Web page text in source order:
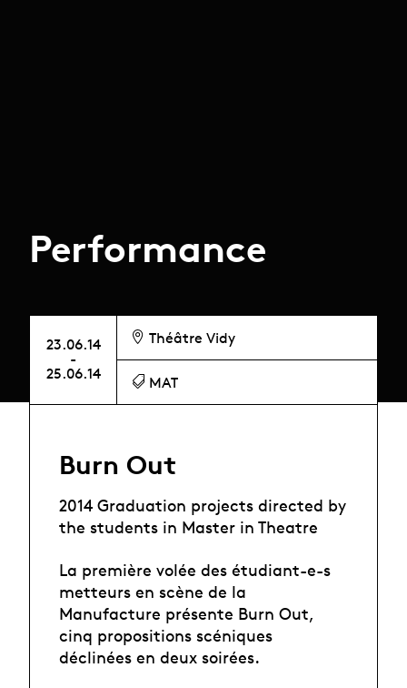
Performance
23.06.14
-
25.06.14
Théâtre Vidy
MAT
Burn Out
2014 Graduation projects directed by
the students in Master in Theatre
La première volée des étudiant-e-s
metteurs en scène de la
Manufacture présente Burn Out,
cinq propositions scéniques
déclinées en deux soirées.